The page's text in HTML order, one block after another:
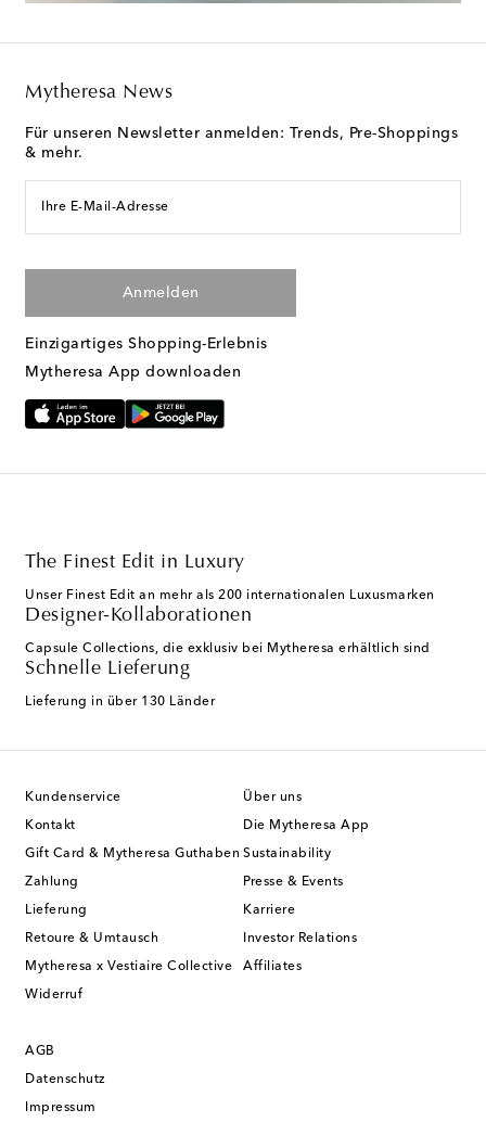
Mytheresa News
Für unseren Newsletter anmelden: Trends, Pre-Shoppings
& mehr.
Ihre E-Mail-Adresse
Anmelden
Einzigartiges Shopping-Erlebnis
Mytheresa App downloaden
The Finest Edit in Luxury
Unser Finest Edit an mehr als 200 internationalen Luxusmarken
Designer-Kollaborationen
Capsule Collections, die exklusiv bei Mytheresa erhältlich sind
Schnelle Lieferung
Lieferung in über 130 Länder
Kundenservice
Kontakt
Gift Card & Mytheresa Guthaben
Zahlung
Lieferung
Retoure & Umtausch
Mytheresa x Vestiaire Collective
Widerruf
Über uns
Die Mytheresa App
Sustainability
Presse & Events
Karriere
Investor Relations
Affiliates
AGB
Datenschutz
Impressum